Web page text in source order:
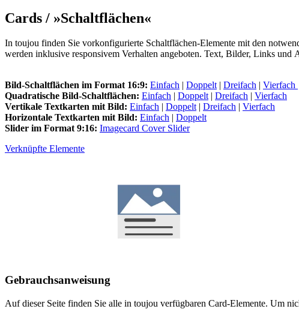
Cards / »Schaltflächen«
In toujou finden Sie vorkonfigurierte Schaltflächen-Elemente mit den
werden inklusive responsivem Verhalten angeboten. Text, Bilder, Links und
Bild-Schaltflächen im Format 16:9: Einfach | Doppelt| Dreifach | Vierfach
Quadratische Bild-Schaltflächen: Einfach | Doppelt| Dreifach | Vierfach
Vertikale Textkarten mit Bild: Einfach | Doppelt| Dreifach | Vierfach
Horizontale Textkarten mit Bild: Einfach | Doppelt
Slider im Format 9:16: Imagecard Cover Slider
Verknüpfte Elemente
Gebrauchsanweisung
Auf dieser Seite finden Sie alle in toujou verfügbaren Card-Elemente. Um